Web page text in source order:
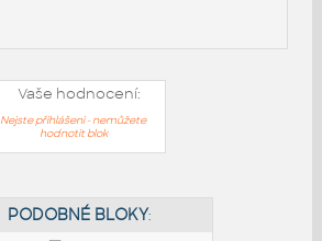
Vaše hodnocení:
Nejste přihlášeni - nemůžete
hodnotit blok